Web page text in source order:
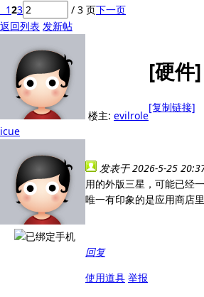
123 / 3 页下一页
返回列表 发新帖
楼主: evilrole
[硬件]
[复制链接]
icue
发表于 2026-5-25
用的外版三星，可能已经
唯一有印象的是应用商店
回复
使用道具 举报